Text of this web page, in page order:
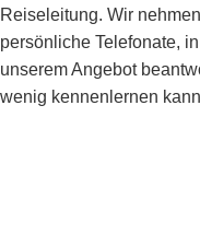
Reiseleitung. Wir
persönliche Telefonate,
unserem Angebot
wenig kennenlernen